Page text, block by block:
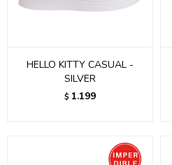
HELLO KITTY CASUAL -
SILVER
$ 1.199